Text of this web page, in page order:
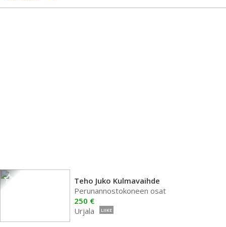
Teho Juko Kulmavaihde
Perunannostokoneen osat
250 €
Urjala
LIIKE